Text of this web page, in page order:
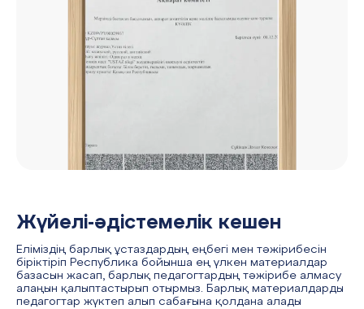
Жүйелі-әдістемелік кешен
Еліміздің барлық ұстаздардың еңбегі мен тәжірибесін
біріктіріп Республика бойынша ең үлкен материалдар
базасын жасап, барлық педагогтардың тәжірибе алмасу
алаңын қалыптастырып отырмыз. Барлық материалдарды
педагогтар жүктеп алып сабағына қолдана алады